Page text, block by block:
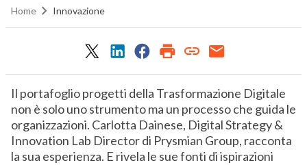
Home Innovazione
Il portafoglio progetti della Trasformazione Digitale
non è solo uno strumento ma un processo che guida le
organizzazioni. Carlotta Dainese, Digital Strategy &
Innovation Lab Director di Prysmian Group, racconta
la sua esperienza. E rivela le sue fonti di ispirazioni